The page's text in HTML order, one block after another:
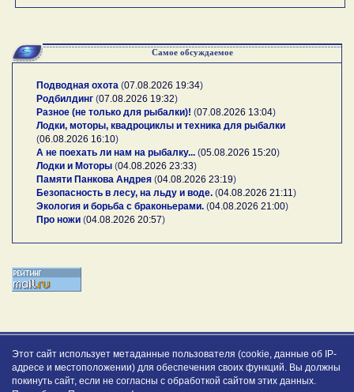
Самое обсуждаемое
Подводная охота (07.08.2026 19:34)
Родбилдинг (07.08.2026 19:32)
Разное (не только для рыбалки)! (07.08.2026 13:04)
Лодки, моторы, квадроциклы и техника для рыбалки
(06.08.2026 16:10)
А не поехать ли нам на рыбалку... (05.08.2026 15:20)
Лодки и Моторы (04.08.2026 23:33)
Памяти Панкова Андрея (04.08.2026 23:19)
Безопасность в лесу, на льду и воде. (04.08.2026 21:11 )
Экология и борьба с браконьерами. (04.08.2026 21:00)
Про ножи (04.08.2026 20:57)
Этот сайт использует метаданные пользователя (cookie, данные об IP-
адресе и местоположении) для обеспечения своих функций. Вы должны
покинуть сайт, если не согласны с обработкой сайтом этих данных.